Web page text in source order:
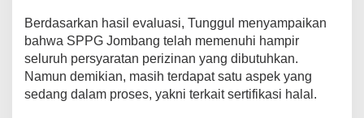
Berdasarkan hasil evaluasi, Tunggul menyampaikan
bahwa SPPG Jombang telah memenuhi hampir
seluruh persyaratan perizinan yang dibutuhkan.
Namun demikian, masih terdapat satu aspek yang
sedang dalam proses, yakni terkait sertifikasi halal.